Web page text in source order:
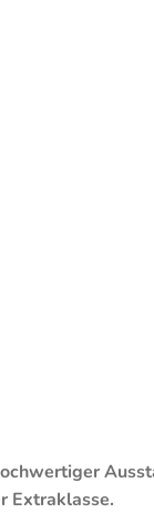
Extraklasse.